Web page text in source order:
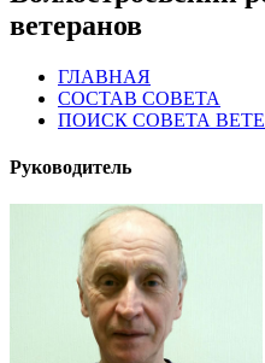
ветеранов
ГЛАВНАЯ
СОСТАВ СОВЕТА
ПОИСК СОВЕТА
Руководитель